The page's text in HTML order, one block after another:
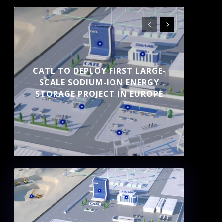
CATL TO DEPLOY FIRST LARGE-
SCALE SODIUM-ION ENERGY
STORAGE PROJECT IN EUROPE